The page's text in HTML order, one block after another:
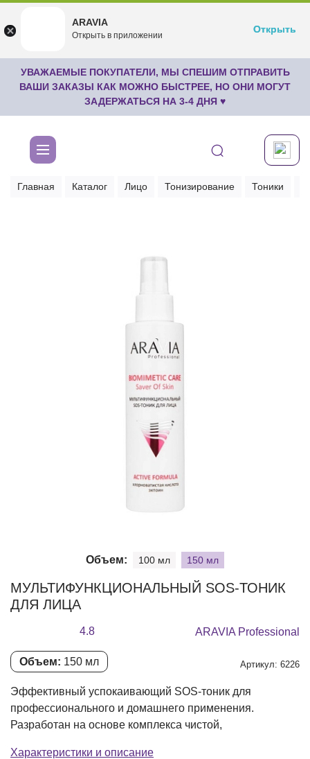
undefined
Бесплатноru.aravia.new
Открыть
УВАЖАЕМЫЕ ПОКУПАТЕЛИ, МЫ СПЕШИМ ОТПРАВИТЬ
ВАШИ ЗАКАЗЫ КАК МОЖНО БЫСТРЕЕ, НО ОНИ МОГУТ
ЗАДЕРЖАТЬСЯ НА 3-4 ДНЯ ♥
Главная Каталог Лицо Тонизирование Тоники
МУЛЬТИФУНКЦИОНАЛЬНЫЙ SOS-ТОНИК
ДЛЯ ЛИЦА
4.8 ARAVIA Professional
Объем: 150 мл Артикул: 6226
Эффективный успокаивающий SOS-тоник для
профессионального и домашнего применения.
Разработан на основе комплекса чистой,
Характеристики и описание
Объем: 100 мл 150 мл
ARAVIA
Открыть в приложении
Открыть